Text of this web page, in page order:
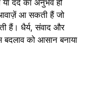
दर्द का अनुभव हो
आ सकती हैं जो
हैं। धैर्य, संवाद और
को आसान बनाया